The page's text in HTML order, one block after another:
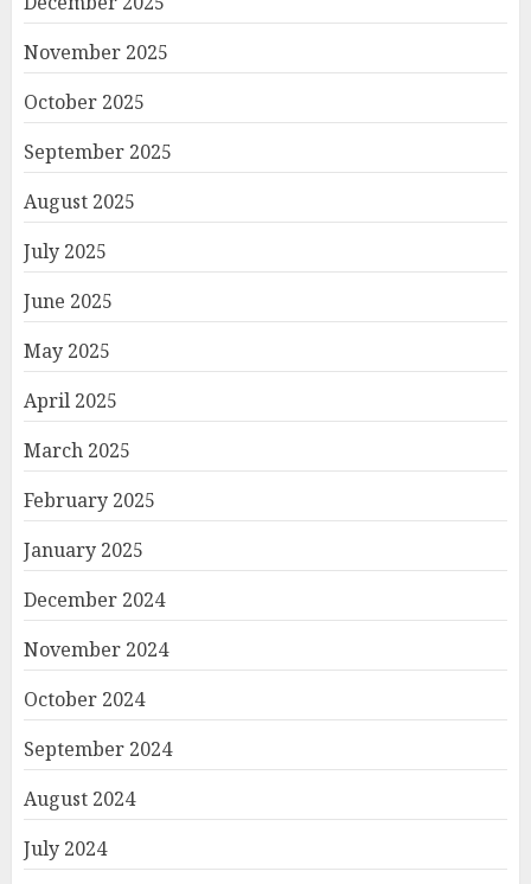
November 2025
October 2025
September 2025
August 2025
July 2025
June 2025
May 2025
April 2025
March 2025
February 2025
January 2025
December 2024
November 2024
October 2024
September 2024
August 2024
July 2024